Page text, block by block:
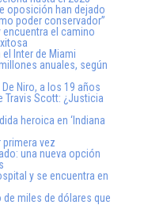
oposición han dejado
poder conservador”
encuentra el camino
Inter de Miami
anuales, según
Niro, a los 19 años
Travis Scott: ¿Justicia
heroica en ‘Indiana
vez
una nueva opción
y se encuentra en
miles de dólares que